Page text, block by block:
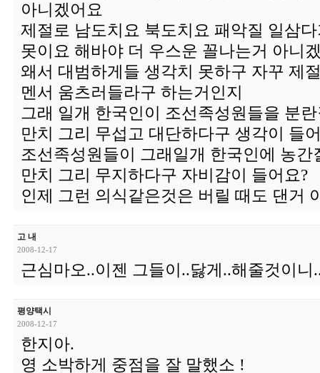
아니겠어요
제절로 남도치요 북도치요 패악질 일삼
못이요 해바야 더 우스운 꼴나는거 아니
왜서 대범하게들 생각치 못하구 자꾸 제
멘서 움츠러들라구 하는거인지
그래 일개 한국인이 조선족성원들을 분
만치 그리 무섭고 대단하다구 생각이 들
조선족성원들이 그래일개 한국인에 농
만치 그리 무지하다구 자비감이 들어요?
인제 그런 의식같은것은 버릴 때도 댄거
고 내
2008-12-17
근심마오..이젠 그들이..닳게..해줄것이니
평양택시
2008-12-17
한지아.
영 소박하게 중점을 잘 말했소 !